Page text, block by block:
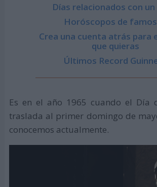
Días relacionados con
Horóscopos de
Crea una cuenta atrás para
que quieras
Últimos Record
Es en el año 1965 cuando el Día
traslada al primer domingo de
conocemos actualmente.